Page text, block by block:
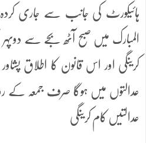
ہائیکورٹ کی جانب سے جاری
المبارک میں صبح آٹھ بجے سے
کرینگی اور اس قانون کا اطلاق
عدالتوں میں ہوگا صرف جمعہ کے
عدالتیں کام کرینگی